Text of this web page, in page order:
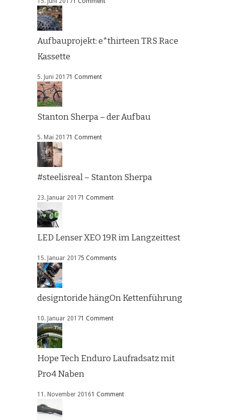
Aufbauprojekt: e*thirteen TRS Race
Kassette
5. Juni 20171 Comment
Stanton Sherpa – der Aufbau
5. Mai 20171 Comment
#steelisreal – Stanton Sherpa
23. Januar 20171 Comment
LED Lenser XEO 19R im Langzeittest
15. Januar 20175 Comments
designtoride hängOn Kettenführung
10. Januar 20171 Comment
Hope Tech Enduro Laufradsatz mit
Pro4 Naben
11. November 20161 Comment